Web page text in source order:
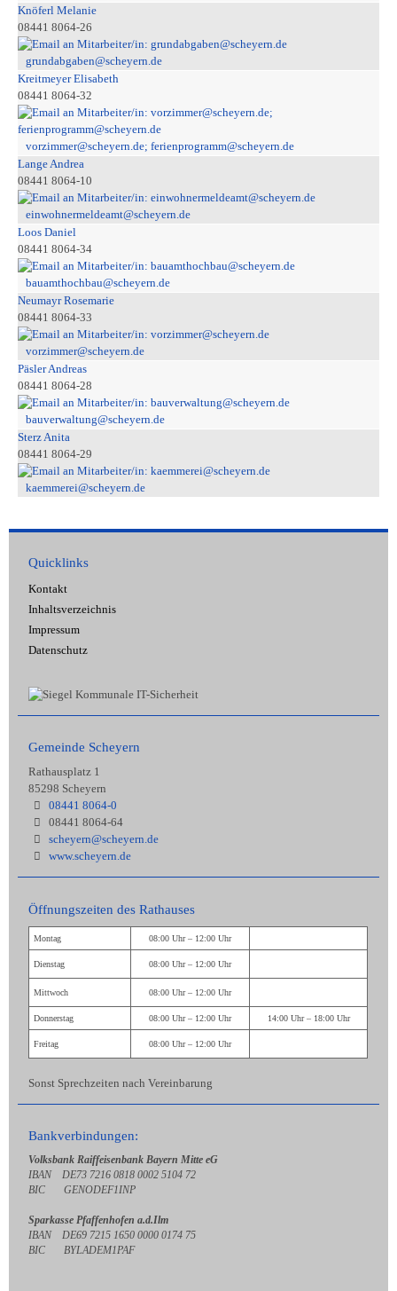
Knöferl Melanie
08441 8064-26
grundabgaben@scheyern.de
Kreitmeyer Elisabeth
08441 8064-32
vorzimmer@scheyern.de; ferienprogramm@scheyern.de
Lange Andrea
08441 8064-10
einwohnermeldeamt@scheyern.de
Loos Daniel
08441 8064-34
bauamthochbau@scheyern.de
Neumayr Rosemarie
08441 8064-33
vorzimmer@scheyern.de
Päsler Andreas
08441 8064-28
bauverwaltung@scheyern.de
Sterz Anita
08441 8064-29
kaemmerei@scheyern.de
Quicklinks
Kontakt
Inhaltsverzeichnis
Impressum
Datenschutz
Gemeinde Scheyern
Rathausplatz 1
85298 Scheyern
08441 8064-0
08441 8064-64
scheyern@scheyern.de
www.scheyern.de
Öffnungszeiten des Rathauses
Montag 08:00 Uhr – 12:00 Uhr
Dienstag 08:00 Uhr – 12:00 Uhr
Mittwoch 08:00 Uhr – 12:00 Uhr
Donnerstag 08:00 Uhr – 12:00 Uhr 14:00 Uhr – 18:00 Uhr
Freitag 08:00 Uhr – 12:00 Uhr
Sonst Sprechzeiten nach Vereinbarung
Bankverbindungen:
Volksbank Raiffeisenbank Bayern Mitte eG
IBAN DE73 7216 0818 0002 5104 72
BIC GENODEF1INP
Sparkasse Pfaffenhofen a.d.Ilm
IBAN DE69 7215 1650 0000 0174 75
BIC BYLADEM1PAF